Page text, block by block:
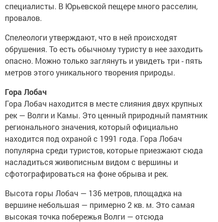
специалисты. В Юрьевской пещере много расселин,
провалов.
Спелеологи утверждают, что в ней происходят
обрушения. То есть обычному туристу в нее заходить
опасно. Можно только заглянуть и увидеть три - пять
метров этого уникального творения природы.
Гора Лобач
Гора Лобач находится в месте слияния двух крупных
рек — Волги и Камы. Это ценный природный памятник
регионального значения, который официально
находится под охраной с 1991 года. Гора Лобач
популярна среди туристов, которые приезжают сюда
насладиться живописным видом с вершины и
сфотографироваться на фоне обрыва и рек.
Высота горы Лобач — 136 метров, площадка на
вершине небольшая — примерно 2 кв. м. Это самая
высокая точка побережья Волги — отсюда